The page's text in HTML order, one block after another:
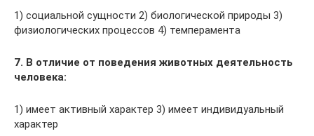
1) социальной сущности 2) биологической природы 3)
физиологических процессов 4) темперамента
7. В отличие от поведения животных деятельность
человека:
1) имеет активный характер 3) имеет индивидуальный
характер